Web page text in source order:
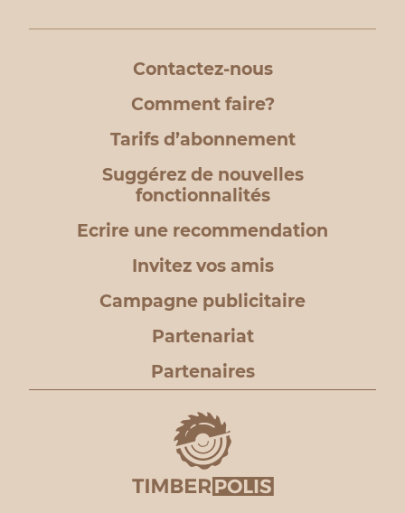
Contactez-nous
Comment faire?
Tarifs d’abonnement
Suggérez de nouvelles
fonctionnalités
Ecrire une recommendation
Invitez vos amis
Campagne publicitaire
Partenariat
Partenaires